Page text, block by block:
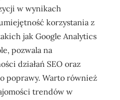
w wynikach
korzystania z
jak Google Analytics
pozwala na
działań SEO oraz
poprawy. Warto również
trendów w